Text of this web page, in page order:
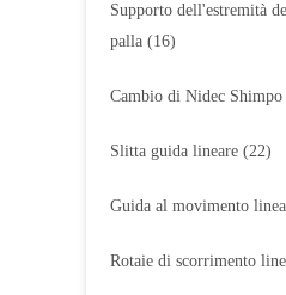
Supporto dell'estremità
palla (16)
Cambio di Nidec Shimpo
Slitta guida lineare (22)
Guida al movimento
Rotaie di scorrimento